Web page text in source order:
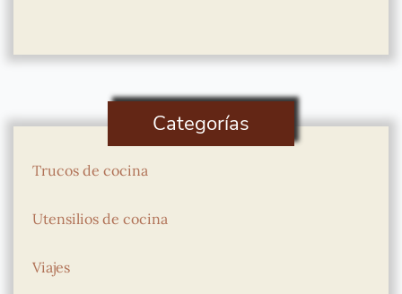
Categorías
Trucos de cocina
Utensilios de cocina
Viajes